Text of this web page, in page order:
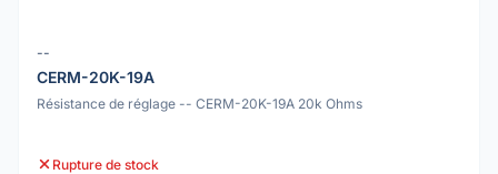
--
CERM-20K-19A
Résistance de réglage -- CERM-20K-19A 20k Ohms
Rupture de stock